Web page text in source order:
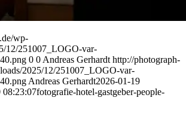
wp-
12/251007_LOGO-var-
0 0 Andreas Gerhardt http://photograph-
2025/12/251007_LOGO-var-
Andreas Gerhardt2026-01-19
08:23:07fotografie-hotel-gastgeber-people-